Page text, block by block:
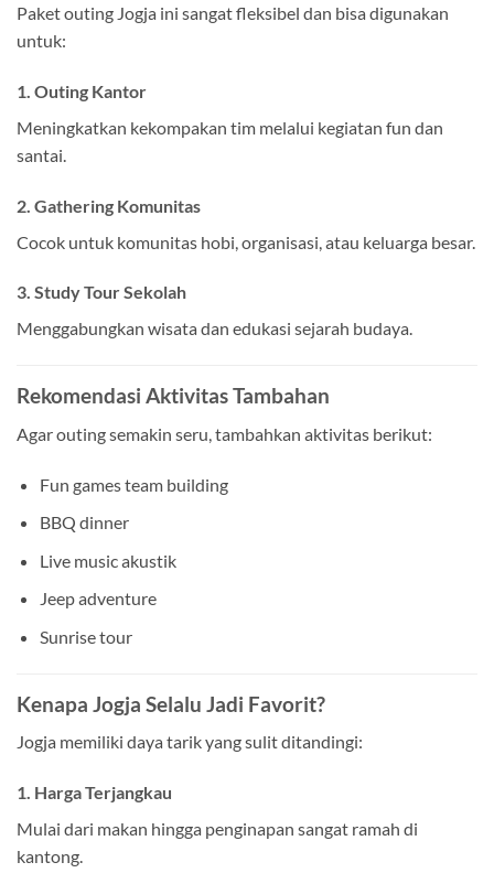
Paket outing Jogja ini sangat fleksibel dan bisa digunakan
untuk:
1. Outing Kantor
Meningkatkan kekompakan tim melalui kegiatan fun dan
santai.
2. Gathering Komunitas
Cocok untuk komunitas hobi, organisasi, atau keluarga besar.
3. Study Tour Sekolah
Menggabungkan wisata dan edukasi sejarah budaya.
Rekomendasi Aktivitas Tambahan
Agar outing semakin seru, tambahkan aktivitas berikut:
Fun games team building
BBQ dinner
Live music akustik
Jeep adventure
Sunrise tour
Kenapa Jogja Selalu Jadi Favorit?
Jogja memiliki daya tarik yang sulit ditandingi:
1. Harga Terjangkau
Mulai dari makan hingga penginapan sangat ramah di
kantong.